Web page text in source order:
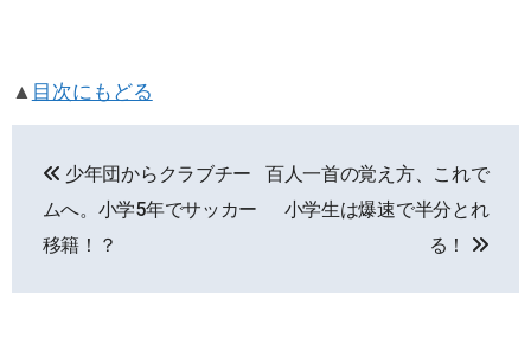
▲ 目次にもどる
ナ
ビ
少年団からクラブチー
ムへ。小学5年でサッカー
移籍！？
百人一首の覚え方、これで
小学生は爆速で半分とれ
る！